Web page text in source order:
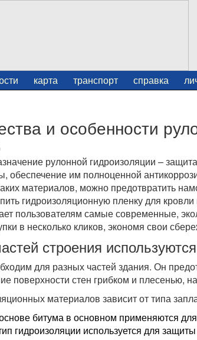
карта транспорт справка
и особенности
рулонной гидроизоляции –
обеспечение им полноценной
материалов, можно предотвратить
гидроизоляционную пленку для
пользователям самые современные,
в несколько кликов, экономя свои
строения
для разных частей здания. Он
поверхности стен грибком и плесенью,
материалов зависит от типа
битума в основном применяются
гидроизоляции используется для